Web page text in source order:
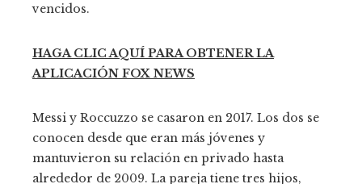
vencidos.
HAGA CLIC AQUÍ PARA OBTENER LA
APLICACIÓN FOX NEWS
Messi y Roccuzzo se casaron en 2017. Los dos se
conocen desde que eran más jóvenes y
mantuvieron su relación en privado hasta
alrededor de 2009. La pareja tiene tres hijos,